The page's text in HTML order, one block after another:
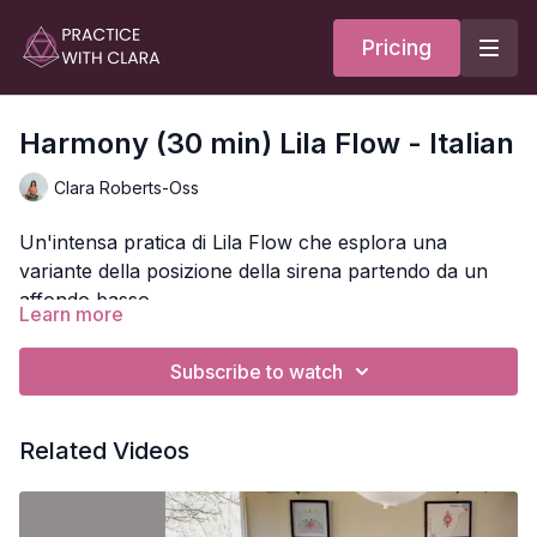
Pricing
Harmony (30 min) Lila Flow - Italian
Clara Roberts-Oss
Un'intensa pratica di Lila Flow che esplora una
variante della posizione della sirena partendo da un
affondo basso.
Questa pratica si concentra sull'equilibrio sulle gambe,
il rafforzamento del core e della catena posterione e
mira a creare calore e stabilità nel corpo.
Passeremo attraverso affondi, guerrieri, plank laterali
bambino alla fine della pratica.
Learn more
Subscribe to watch
Related Videos